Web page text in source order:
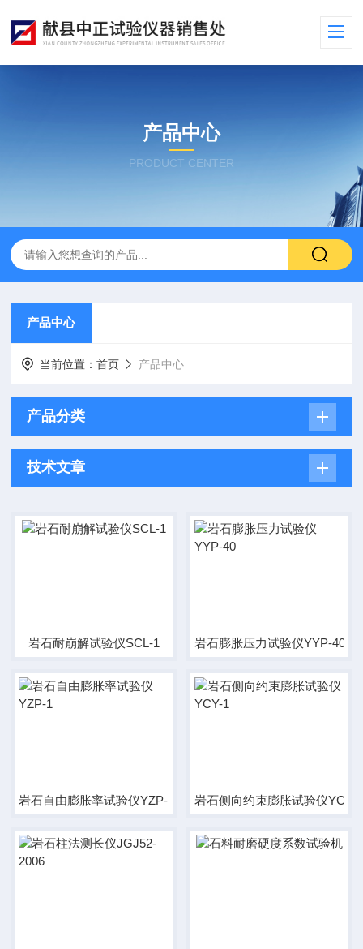
产品中心
PRODUCT CENTER
产品中心
当前位置：首页 产品中心
产品分类
技术文章
岩石耐崩解试验仪SCL-1 岩石膨胀压力试验仪YYP-40
岩石自由膨胀率试验仪YZP-1 岩石侧向约束膨胀试验仪YCY-1